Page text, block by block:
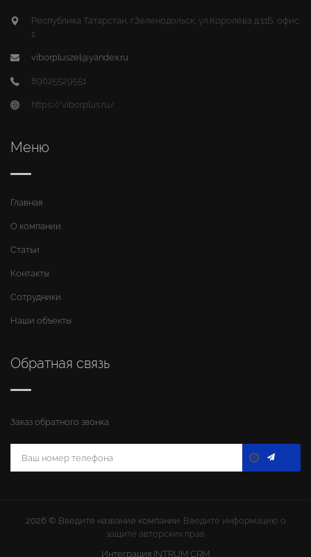
Республика Татарстан, г.Зеленодольск, ул.Королева д.11Б, офис
1
viborpluszel@yandex.ru
89625529551
https://viborplus.ru/
Меню
Главная
О компании
Статьи
Контакты
Сотрудники
Наши объекты
Обратная связь
Заказ обратного звонка
2026 © Введите название компании. Введите информацию о
защите авторских прав
Интеграция INTRUM CRM